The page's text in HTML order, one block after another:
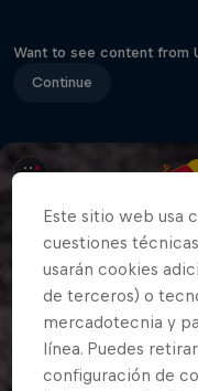
Want to see content from
Continue
Este sitio web usa
cuestiones
usarán cookies
de terceros) o
mercadotecnia y
línea. Puedes
configuración de